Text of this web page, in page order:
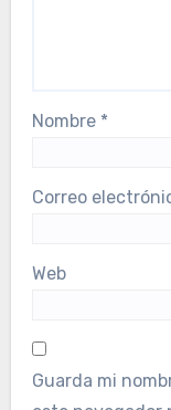
Nombre *
Correo
Web
Guarda mi